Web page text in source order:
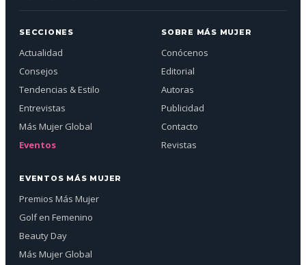
SECCIONES
Actualidad
Consejos
Tendencias & Estilo
Entrevistas
Más Mujer Global
Eventos
SOBRE MÁS MUJER
Conócenos
Editorial
Autoras
Publicidad
Contacto
Revistas
EVENTOS MÁS MUJER
Premios Más Mujer
Golf en Femenino
Beauty Day
Más Mujer Global